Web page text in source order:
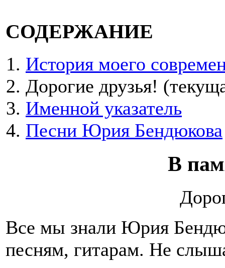
СОДЕРЖАНИЕ
История моего
Дорогие друзья!
Именной указатель
Песни Юрия Бендюкова
В
Все мы знали Юрия
песням, гитарам. Не